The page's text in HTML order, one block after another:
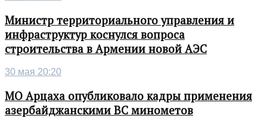
Министр территориального управления и
инфраструктур коснулся вопроса
строительства в Армении новой АЭС
30 мая 20:20
МО Арцаха опубликовало кадры применения
азербайджанскими ВС минометов